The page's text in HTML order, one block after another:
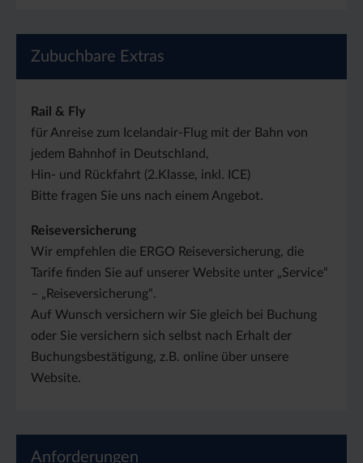
Zubuchbare Extras
Rail & Fly
für Anreise zum Icelandair-Flug mit der Bahn von
jedem Bahnhof in Deutschland,
Hin- und Rückfahrt (2.Klasse, inkl. ICE)
Bitte fragen Sie uns nach einem Angebot.
Reiseversicherung
Wir empfehlen die ERGO Reiseversicherung, die
Tarife finden Sie auf unserer Website unter „Service“
– „Reiseversicherung“.
Auf Wunsch versichern wir Sie gleich bei Buchung
oder Sie versichern sich selbst nach Erhalt der
Buchungsbestätigung, z.B. online über unsere
Website.
Anforderungen